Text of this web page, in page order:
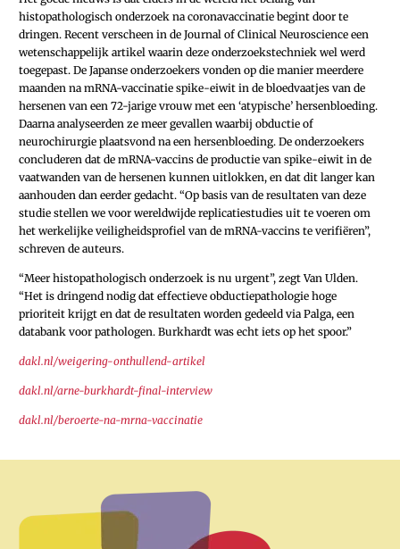
histopathologisch onderzoek na coronavaccinatie begint door te
dringen. Recent verscheen in de Journal of Clinical Neuroscience een
wetenschappelijk artikel waarin deze onderzoekstechniek wel werd
toegepast. De Japanse onderzoekers vonden op die manier meerdere
maanden na mRNA-vaccinatie spike-eiwit in de bloedvaatjes van de
hersenen van een 72-jarige vrouw met een ‘atypische’ hersenbloeding.
Daarna analyseerden ze meer gevallen waarbij obductie of
neurochirurgie plaatsvond na een hersenbloeding. De onderzoekers
concluderen dat de mRNA-vaccins de productie van spike-eiwit in de
vaatwanden van de hersenen kunnen uitlokken, en dat dit langer kan
aanhouden dan eerder gedacht. “Op basis van de resultaten van deze
studie stellen we voor wereldwijde replicatiestudies uit te voeren om
het werkelijke veiligheidsprofiel van de mRNA-vaccins te verifiëren”,
schreven de auteurs.
“Meer histopathologisch onderzoek is nu urgent”, zegt Van Ulden.
“Het is dringend nodig dat effectieve obductiepathologie hoge
prioriteit krijgt en dat de resultaten worden gedeeld via Palga, een
databank voor pathologen. Burkhardt was echt iets op het spoor.”
dakl.nl/weigering-onthullend-artikel
dakl.nl/arne-burkhardt-final-interview
dakl.nl/beroerte-na-mrna-vaccinatie